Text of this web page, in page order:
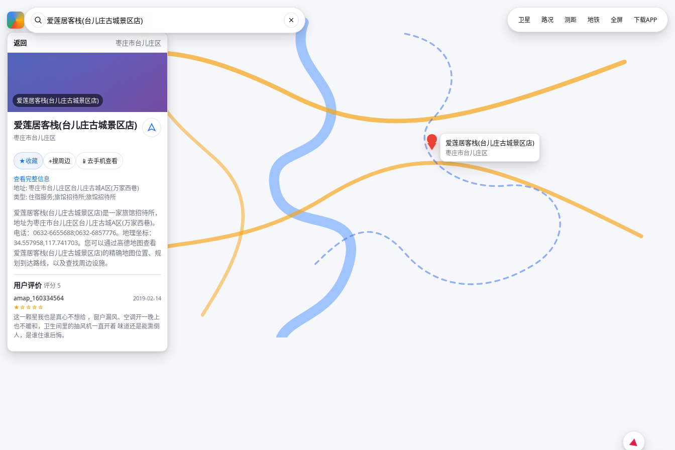
返回 枣庄市台儿庄区
爱莲居客栈(台儿庄古城景区店)
爱莲居客栈(台儿庄古城景区店)
枣庄市台儿庄区
★收藏 ⌖搜周边 📱 去手机查看
查看完整信息
地址: 枣庄市台儿庄区台儿庄古城A区(万家西巷)
类型: 住宿服务;旅馆招待所;旅馆招待所
爱莲居客栈(台儿庄古城景区店)是一家旅馆招待所，
地址为枣庄市台儿庄区台儿庄古城A区(万家西巷)。
电话：0632-6655688;0632-6857776。地理坐标：
34.557958,117.741703。您可以通过高德地图查看
爱莲居客栈(台儿庄古城景区店)的精确地图位置、规
划到达路线，以及查找周边设施。
用户评价评分 5
amap_160334564
2019-02-14
★☆☆☆☆
这一颗星我也是真心不想给 ，窗户漏风、空调开一晚上
也不暖和，卫生间里的抽风机一直开着 味道还是能熏倒
人，是谁住谁后悔。
爱莲居客栈(台儿庄古城景区店)
枣庄市台儿庄区
卫星 路况 测距 地铁 全屏 下载APP